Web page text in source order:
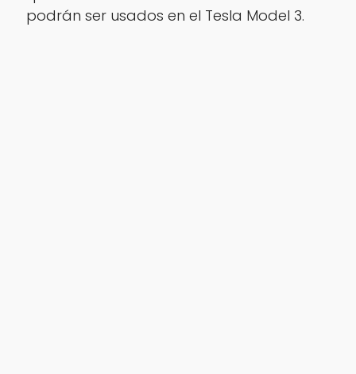
podrán ser usados en el Tesla Model 3.